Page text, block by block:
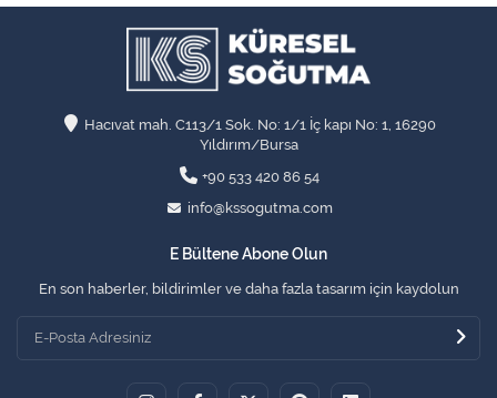
Hacıvat mah. C113/1 Sok. No: 1/1 İç kapı No: 1, 16290
Yıldırım/Bursa
+90 533 420 86 54
info@kssogutma.com
E Bültene Abone Olun
En son haberler, bildirimler ve daha fazla tasarım için kaydolun